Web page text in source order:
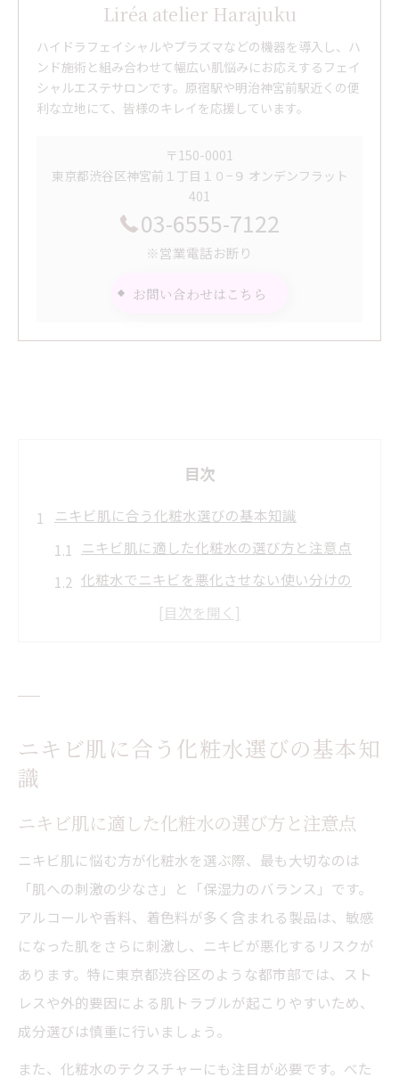
Liréa atelier Harajuku
ハイドラフェイシャルやプラズマなどの機器を導入し、ハ
ンド施術と組み合わせて幅広い肌悩みにお応えするフェイ
シャルエステサロンです。原宿駅や明治神宮前駅近くの便
利な立地にて、皆様のキレイを応援しています。
〒150-0001
東京都渋谷区神宮前１丁目１０−９ オンデンフラット
401
03-6555-7122
※営業電話お断り
お問い合わせはこちら
目次
ニキビ肌に合う化粧水選びの基本知識
ニキビ肌に適した化粧水の選び方と注意点
化粧水でニキビを悪化させない使い分けの
話題のクリスティーナ体験で見える新たなケア
の実感
実際に感じたクリスティーナの化粧水効果
とは
クリスティーナ施術とニキビ肌の相性を徹
底解説
最新ニキビケアとしてのクリスティーナの
特徴
クリスティーナが支持される理由と魅力の
裏側
ニキビ肌に合う化粧水選びの基本知
識
ニキビ肌に適した化粧水の選び方と注意点
ニキビ肌に悩む方が化粧水を選ぶ際、最も大切なのは
「肌への刺激の少なさ」と「保湿力のバランス」です。
アルコールや香料、着色料が多く含まれる製品は、敏感
になった肌をさらに刺激し、ニキビが悪化するリスクが
あります。特に東京都渋谷区のような都市部では、スト
レスや外的要因による肌トラブルが起こりやすいため、
成分選びは慎重に行いましょう。
また、化粧水のテクスチャーにも注目が必要です。べた